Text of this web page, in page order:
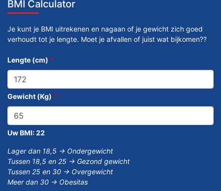
BMI Calculator
Je kunt je BMI uitrekenen en nagaan of je gewicht zich goed
verhoudt tot je lengte. Moet je afvallen of juist wat bijkomen??
Lengte (cm) *
Gewicht (Kg) *
Uw BMI:22
Lager dan 18,5 -> Ondergewicht
Tussen 18,5 en 25 -> Gezond gewicht
Tussen 25 en 30 -> Overgewicht
Meer dan 30 -> Obesitas